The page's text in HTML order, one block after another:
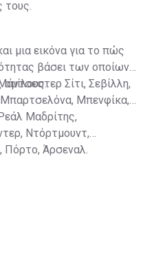
τους.
μια εικόνα για το πώς
βάσει των οποίων
ομίλους. Σίτι, Σεβίλλη,
Μπενφίκα,
Μαδρίτης,
Ντόρτμουντ,
Πόρτο, Άρσεναλ.